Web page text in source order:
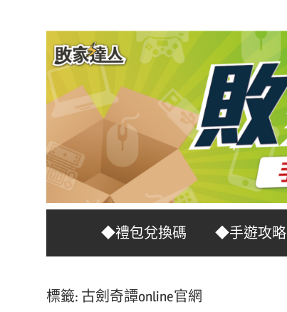
家
No.1
戲
◆禮包兌換碼 ◆手遊攻略
標籤: 古劍奇譚online官網